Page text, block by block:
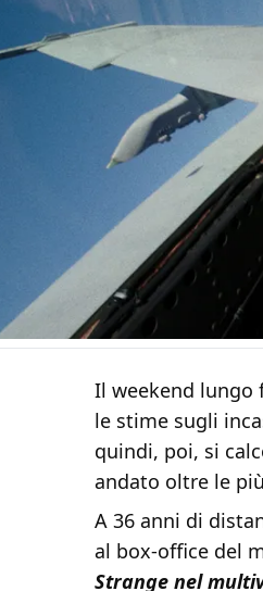
Il weekend lungo
le stime sugli
quindi, poi, si
andato oltre le
A 36 anni di
al box-office del
Strange nel